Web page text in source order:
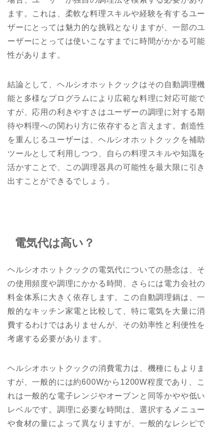
ます。これは、柔軟な料理スキルや経験を有するユー
ザーにとっては魅力的な挑戦となりますが、一部のユ
ーザーにとっては使いこなすまでに時間がかかる可能
性があります。
結論として、ヘルシオホットクックはその自動調理機
能と多様なプログラムにより広範な料理に対応可能で
すが、応用の利きやすさはユーザーの調理に対する期
待や料理への関わり方に依存すると言えます。創造性
を重んじるユーザーは、ヘルシオホットクックを補助
ツールとして利用しつつ、自らの料理スキルや知識を
活かすことで、この調理器具の可能性を最大限に引き
出すことができるでしょう。
電気代は高い？
ヘルシオホットクックの電気代についての懸念は、そ
の使用頻度や調理にかかる時間、さらには電力会社の
料金体系に大きく依存します。この自動調理鍋は、一
般的なキッチン家電と比較して、特に電気を大量に消
費するわけではありませんが、その効率性と利便性を
考慮する必要があります。
ヘルシオホットクックの消費電力は、機種にもよりま
すが、一般的には約600Wから1200W程度であり、こ
れは一般的な電子レンジやオーブンと同等かやや低い
レベルです。調理に必要な時間は、選択するメニュー
や食材の量によって異なりますが、一般的なレシピで